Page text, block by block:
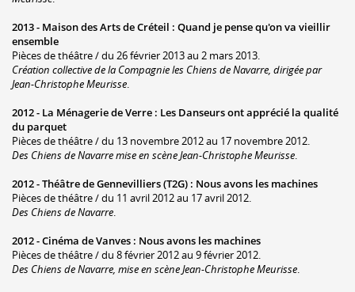
2013 - Maison des Arts de Créteil : Quand je pense qu'on va vieillir
ensemble
Pièces de théâtre / du 26 février 2013 au 2 mars 2013.
Création collective de la Compagnie les Chiens de Navarre, dirigée par
Jean-Christophe Meurisse.
2012 - La Ménagerie de Verre : Les Danseurs ont apprécié la qualité
du parquet
Pièces de théâtre / du 13 novembre 2012 au 17 novembre 2012.
Des Chiens de Navarre mise en scène Jean-Christophe Meurisse.
2012 -Théâtre de Gennevilliers (T2G) : Nous avons les machines
Pièces de théâtre / du 11 avril 2012 au 17 avril 2012.
Des Chiens de Navarre.
2012 -Cinéma de Vanves : Nous avons les machines
Pièces de théâtre / du 8 février 2012 au 9 février 2012.
Des Chiens de Navarre, mise en scène Jean-Christophe Meurisse.